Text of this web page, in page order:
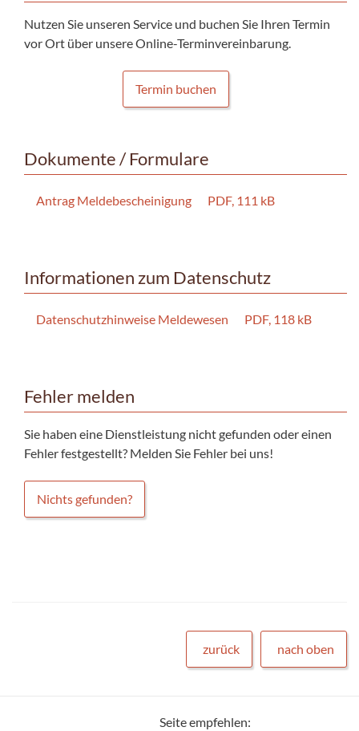
Nutzen Sie unseren Service und buchen Sie Ihren Termin
vor Ort über unsere Online-Terminvereinbarung.
Termin buchen
Dokumente / Formulare
Antrag Meldebescheinigung PDF, 111 kB
Informationen zum Datenschutz
Datenschutzhinweise Meldewesen PDF, 118 kB
Fehler melden
Sie haben eine Dienstleistung nicht gefunden oder einen
Fehler festgestellt? Melden Sie Fehler bei uns!
Nichts gefunden?
zurück nach oben
Seite empfehlen: